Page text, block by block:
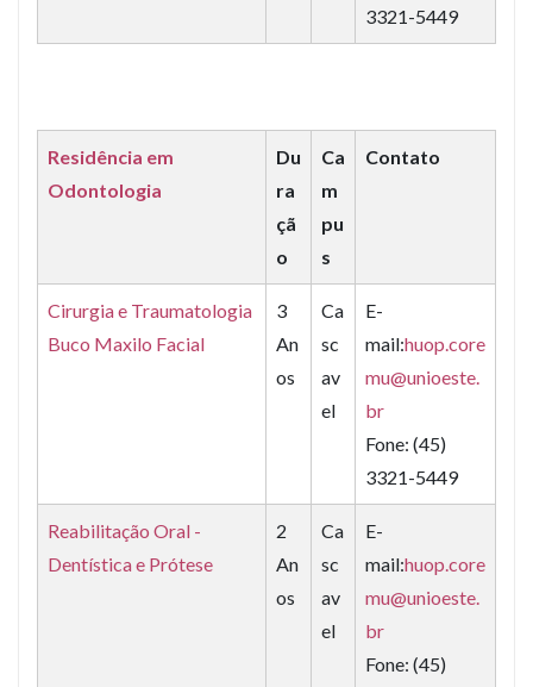
3321-5449
Residência em
Odontologia
Du
ra
çã
o
Ca
m
pu
s
Contato
Cirurgia e Traumatologia
Buco Maxilo Facial
3
An
os
Ca
sc
av
el
E-
mail:huop.core
mu@unioeste.
br
Fone: (45)
3321-5449
Reabilitação Oral -
Dentística e Prótese
2
An
os
Ca
sc
av
el
E-
mail:huop.core
mu@unioeste.
br
Fone: (45)